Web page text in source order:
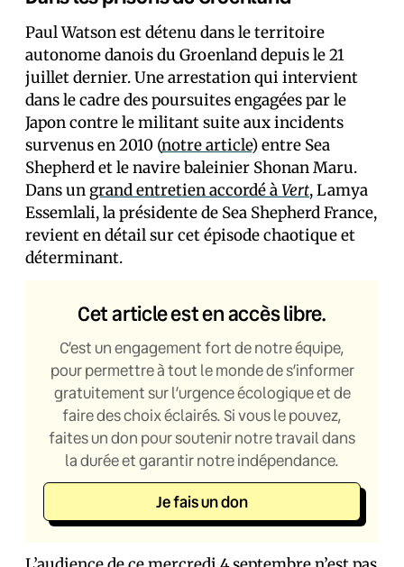
Paul Watson est détenu dans le territoire
autonome danois du Groenland depuis le 21
juillet dernier. Une arrestation qui intervient
dans le cadre des poursuites engagées par le
Japon contre le militant suite aux incidents
survenus en 2010 (notre article) entre Sea
Shepherd et le navire baleinier Shonan Maru.
Dans un grand entretien accordé àVert, Lamya
Essemlali, la présidente de Sea Shepherd France,
revient en détail sur cet épisode chaotique et
déterminant.
Cet article est en accès libre.
C’est un engagement fort de notre équipe,
pour permettre à tout le monde de s’informer
gratuitement sur l’urgence écologique et de
faire des choix éclairés. Si vous le pouvez,
faites un don pour soutenir notre travail dans
la durée et garantir notre indépendance.
Je fais un don